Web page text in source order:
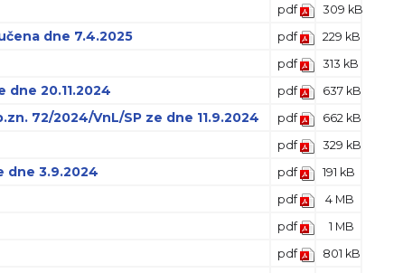
pdf 309 kB
dne 7.4.2025 pdf 229 kB
pdf 313 kB
dne 20.11.2024 pdf 637 kB
72/2024/VnL/SP ze dne 11.9.2024 pdf 662 kB
pdf 329 kB
dne 3.9.2024 pdf 191 kB
pdf 4 MB
pdf 1 MB
pdf 801 kB